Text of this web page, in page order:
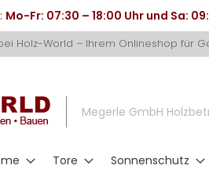
Mo-Fr: 07:30 – 18:00 Uhr und Sa:
Holz-World – Ihrem Onlineshop für
Megerle GmbH
Tore Sonnenschutz